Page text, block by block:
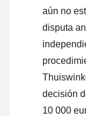
aún no
disputa
decisión
10 000